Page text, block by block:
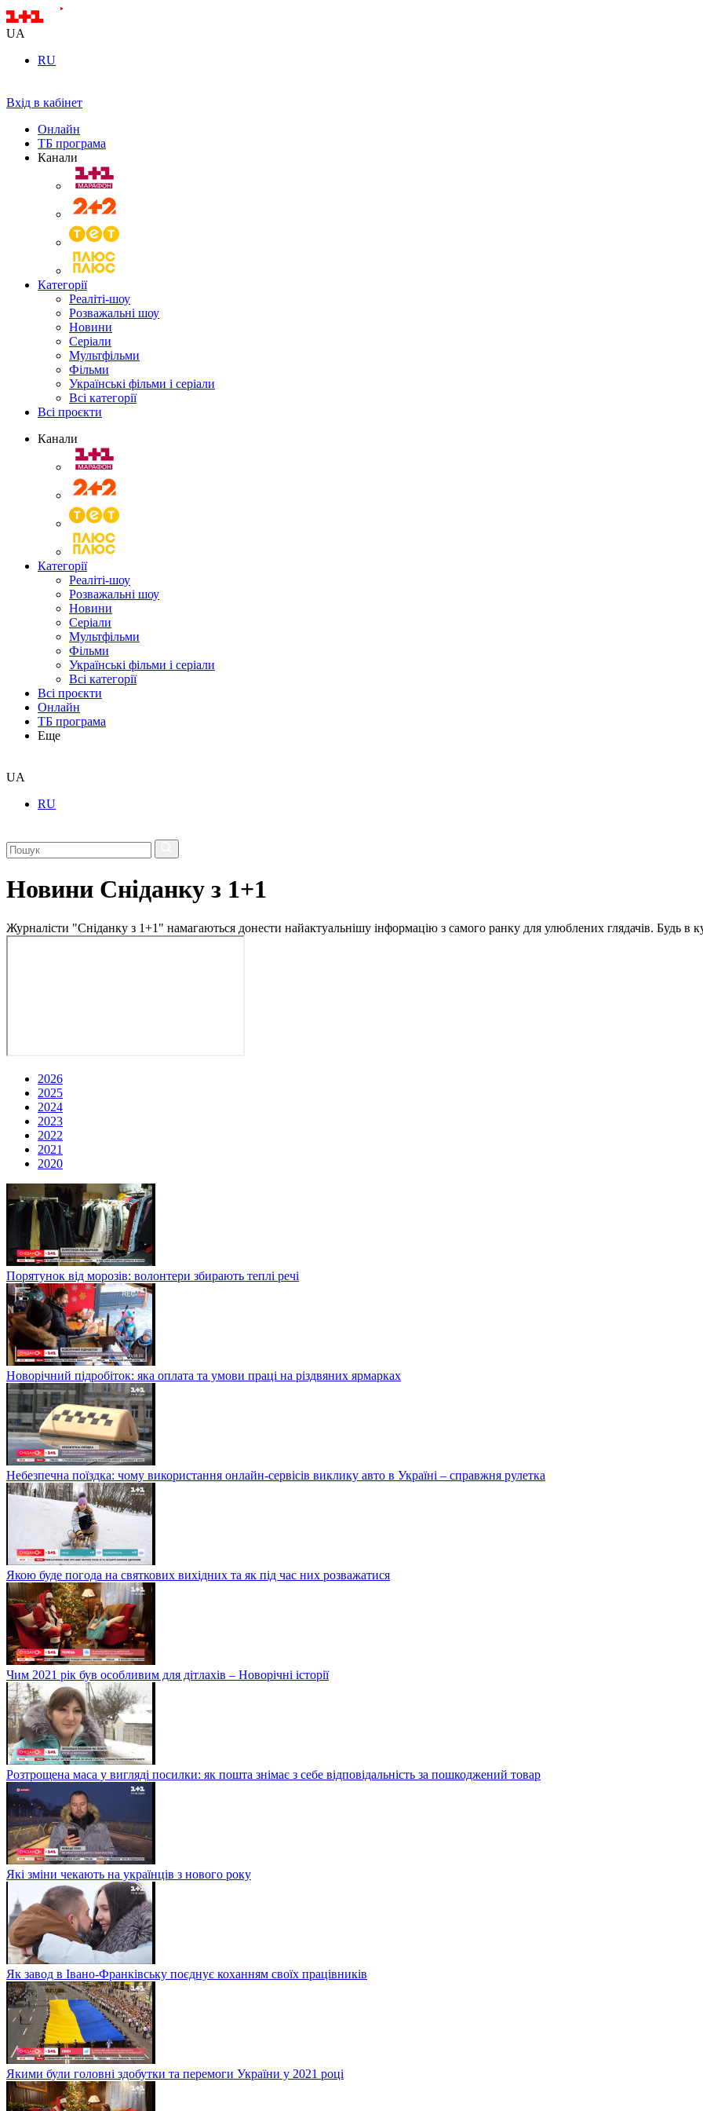
UA
RU
Вхід в кабінет
Онлайн
ТБ програма
Канали
Категорії
Реаліті-шоу
Розважальні шоу
Новини
Серіали
Мультфільми
Фільми
Українські фільми і серіали
Всі категорії
Всі проєкти
Канали
Категорії
Реаліті-шоу
Розважальні шоу
Новини
Серіали
Мультфільми
Фільми
Українські фільми і серіали
Всі категорії
Всі проєкти
Онлайн
ТБ програма
Еще
UA
RU
Новини Сніданку з 1+1
Журналісти "Сніданку з 1+1" намагаються донести найактуальнішу інформацію з самого ранку для улюблених глядачів. Будь в
2026
2025
2024
2023
2022
2021
2020
Порятунок від морозів: волонтери збирають теплі речі
Новорічний підробіток: яка оплата та умови праці на різдвяних ярмарках
Небезпечна поїздка: чому використання онлайн-сервісів виклику авто в Україні – справжня рулетка
Якою буде погода на святкових вихідних та як під час них розважатися
Чим 2021 рік був особливим для дітлахів – Новорічні історії
Розтрощена маса у вигляді посилки: як пошта знімає з себе відповідальність за пошкоджений товар
Які зміни чекають на українців з нового року
Як завод в Івано-Франківську поєднує коханням своїх працівників
Якими були головні здобутки та перемоги України у 2021 році